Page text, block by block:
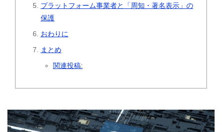
プラットフォーム事業者と「周知・著名表示」の
保護
おわりに
まとめ
関連投稿: